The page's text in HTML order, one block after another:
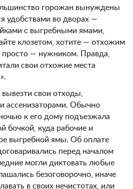
горожан вынуждены
удобствами во дворах —
с выгребными ямами,
клозетом, хотите — отхожим
— нужником. Правда,
свои отхожие места
свои отходы,
ассенизаторами. Обычно
к его дому подъезжала
бочкой, куда рабочие и
выгребной ямы. Об оплате
перед началом
могли диктовать любые
безоговорочно, иначе
в своих нечистотах, или